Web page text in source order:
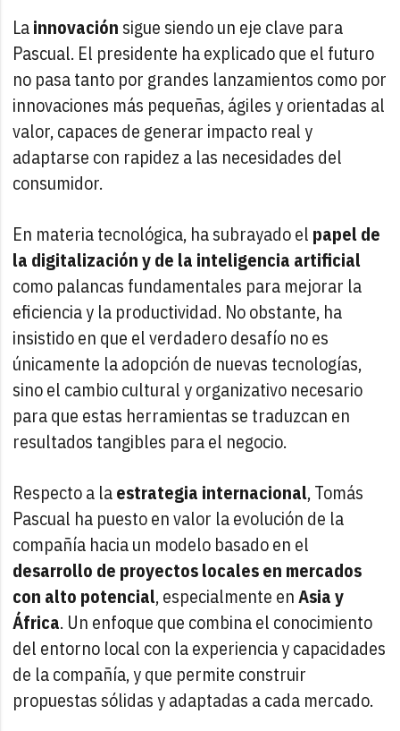
Lainnovación sigue siendo un eje clave para
Pascual. El presidente ha explicado que el futuro
no pasa tanto por grandes lanzamientos como por
innovaciones más pequeñas, ágiles y orientadas al
valor, capaces de generar impacto real y
adaptarse con rapidez a las necesidades del
consumidor.
En materia tecnológica, ha subrayado el papel de
la digitalización y de la inteligencia artificial
como palancas fundamentales para mejorar la
eficiencia y la productividad. No obstante, ha
insistido en que el verdadero desafío no es
únicamente la adopción de nuevas tecnologías,
sino el cambio cultural y organizativo necesario
para que estas herramientas se traduzcan en
resultados tangibles para el negocio.
Respecto a laestrategia internacional, Tomás
Pascual ha puesto en valor la evolución de la
compañía hacia un modelo basado en el
desarrollo de proyectos locales en mercados
con alto potencial, especialmente enAsia y
África. Un enfoque que combina el conocimiento
del entorno local con la experiencia y capacidades
de la compañía, y que permite construir
propuestas sólidas y adaptadas a cada mercado.